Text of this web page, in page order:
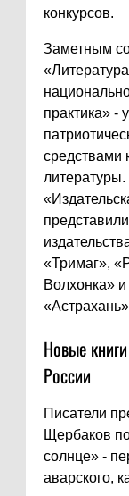
конкурсов.
Заметным
практика» -
средствами
«Тримаг»,
Волхонка»
Новые
России
Писатели
Щербаков
солнце» -
аварского,